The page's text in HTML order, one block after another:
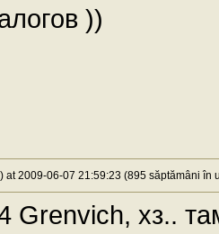
))
) at 2009-06-07 21:59:23 (895 săptămâni în
Grenvich, хз..